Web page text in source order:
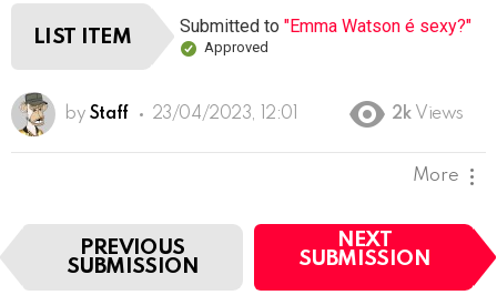
LIST ITEM Submitted to"Emma Watson é sexy?"
Approved
by Staff 23/04/2023, 12:01 2k Views
More
I
e
PREVIOUS
SUBMISSION
NEXT
SUBMISSION